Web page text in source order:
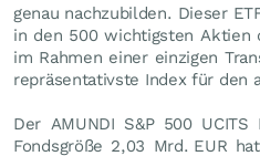
genau nachzubilden. Dieser
in den 500 wichtigsten Aktien
im Rahmen einer einzigen
repräsentativste Index für den
Der AMUNDI S&P 500
Fondsgröße 2,03 Mrd. EUR